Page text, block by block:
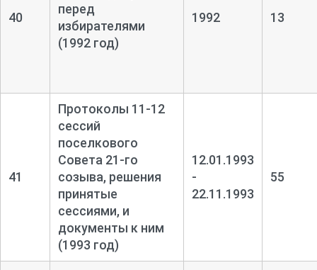
40
перед
избирателями
(1992 год)
1992 13
41
Протоколы 11-12
сессий
поселкового
Совета 21-го
созыва, решения
принятые
сессиями, и
документы к ним
(1993 год)
12.01.1993
-
22.11.1993
55